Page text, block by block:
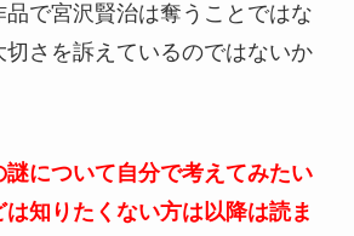
で宮沢賢治は奪うことではな
切さを訴えているのではないか
について自分で考えてみたい
知りたくない方は以降は読ま